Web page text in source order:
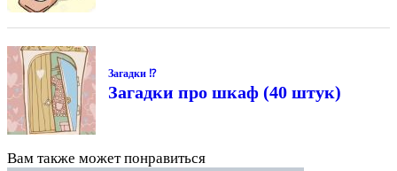
Загадки ⁉
Загадки про шкаф (40 штук)
Вам также может понравиться